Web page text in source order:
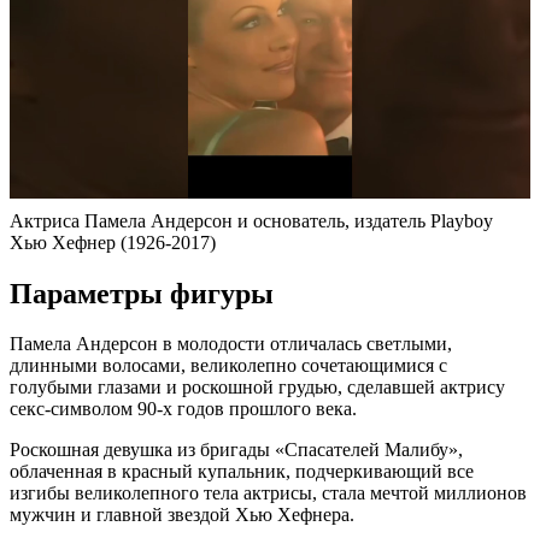
Актриса Памела Андерсон и основатель, издатель Playboy
Хью Хефнер (1926-2017)
Параметры фигуры
Памела Андерсон в молодости отличалась светлыми,
длинными волосами, великолепно сочетающимися с
голубыми глазами и роскошной грудью, сделавшей актрису
секс-символом 90-х годов прошлого века.
Роскошная девушка из бригады «Спасателей Малибу»,
облаченная в красный купальник, подчеркивающий все
изгибы великолепного тела актрисы, стала мечтой миллионов
мужчин и главной звездой Хью Хефнера.